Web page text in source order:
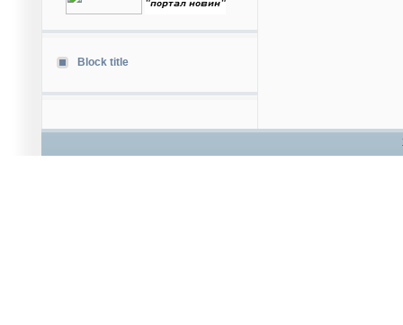
Block title